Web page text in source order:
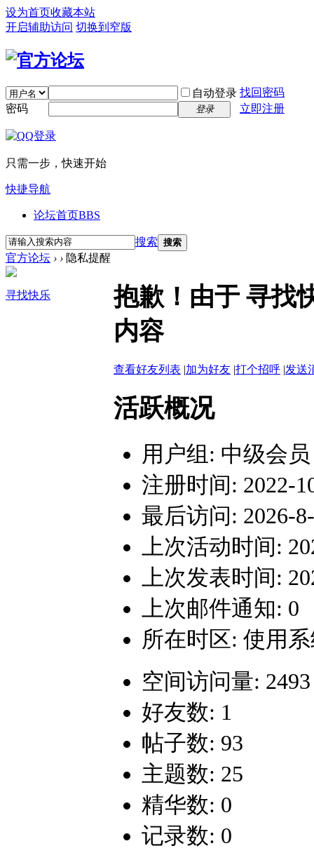
设为首页收藏本站
开启辅助访问 切换到窄版
自动登录 找回密码
密码
登录 立即注册
只需一步，快速开始
快捷导航
论坛首页BBS
搜索 搜索
官方论坛 › › 隐私提醒
寻找快乐
抱歉！由于 寻找
内容
查看好友列表 |加为好友 |打个招呼 |发送
活跃概况
用户组: 中级会员
注册时间: 2022-
最后访问: 2026-
上次活动时间:
上次发表时间:
上次邮件通知: 0
所在时区: 使用
空间访问量: 2493
好友数: 1
帖子数: 93
主题数: 25
精华数: 0
记录数: 0